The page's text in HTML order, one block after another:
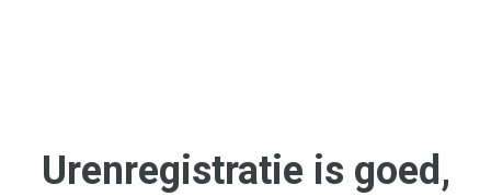
Urenregistratie is goed,